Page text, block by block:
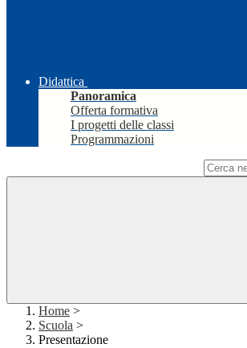
Didattica
Panoramica
Offerta formativa
I progetti delle classi
Programmazioni
Home >
Scuola >
Presentazione